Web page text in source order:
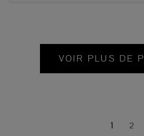
VOIR PLUS DE
1(current)
2